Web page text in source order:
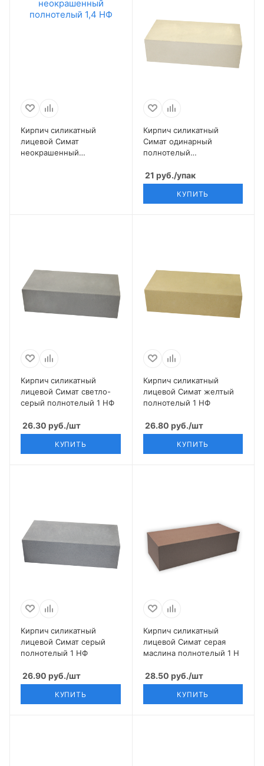
Кирпич силикатный
лицевой Симат
неокрашенный
Кирпич силикатный
Симат одинарный
полнотелый
21 руб./упак
КУПИТЬ
Кирпич силикатный
лицевой Симат светло-
серый полнотелый 1 НФ
26.30 руб./шт
КУПИТЬ
Кирпич силикатный
лицевой Симат желтый
полнотелый 1 НФ
26.80 руб./шт
КУПИТЬ
Кирпич силикатный
лицевой Симат серый
полнотелый 1 НФ
26.90 руб./шт
КУПИТЬ
Кирпич силикатный
лицевой Симат серая
маслина полнотелый 1 Н
28.50 руб./шт
КУПИТЬ